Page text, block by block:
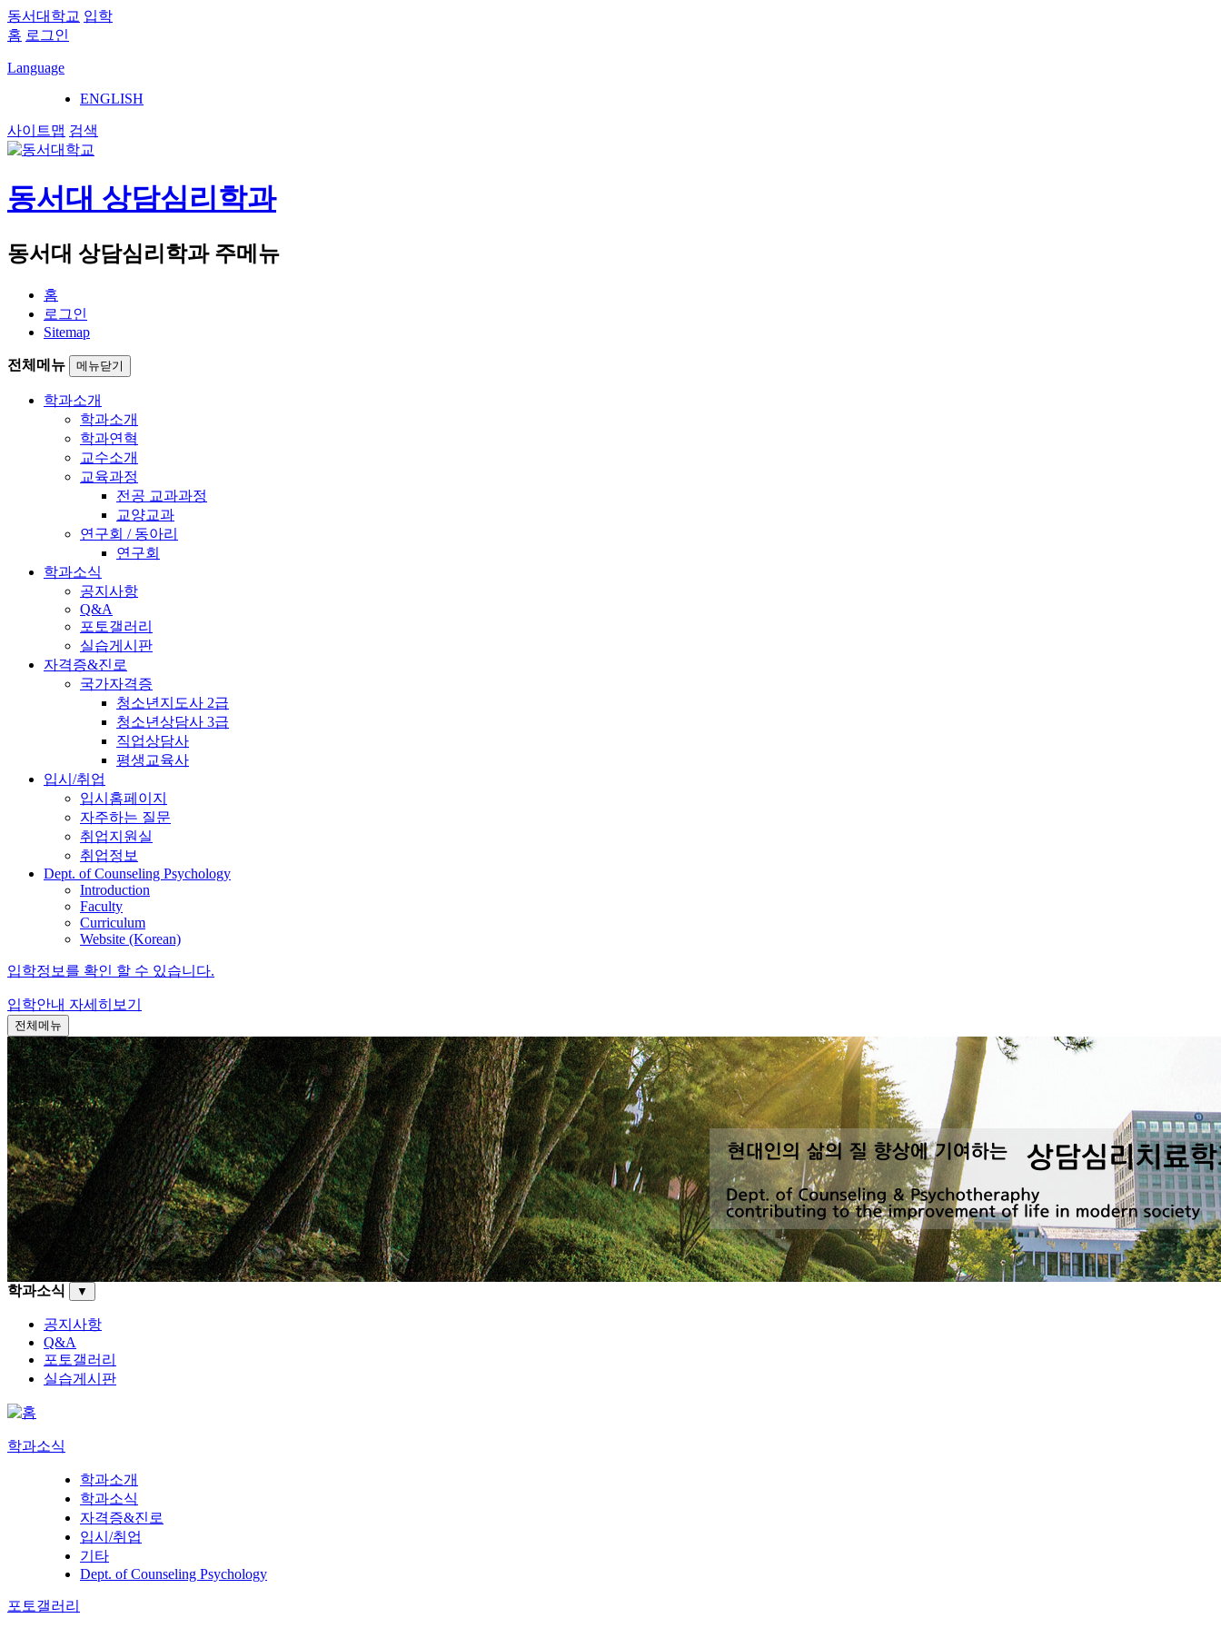
동서대학교 입학
홈 로그인
Language
ENGLISH
사이트맵 검색
동서대 상담심리학과
동서대 상담심리학과 주메뉴
홈
로그인
Sitemap
전체메뉴 메뉴닫기
학과소개
학과소개
학과연혁
교수소개
교육과정
전공 교과과정
교양교과
연구회 / 동아리
연구회
학과소식
공지사항
Q&A
포토갤러리
실습게시판
자격증&진로
국가자격증
청소년지도사 2급
청소년상담사 3급
직업상담사
평생교육사
입시/취업
입시홈페이지
자주하는 질문
취업지원실
취업정보
Dept. of Counseling Psychology
Introduction
Faculty
Curriculum
Website (Korean)
입학정보를 확인 할 수 있습니다.
입학안내 자세히보기
전체메뉴
학과소식 ▼
공지사항
Q&A
포토갤러리
실습게시판
학과소식
학과소개
학과소식
자격증&진로
입시/취업
기타
Dept. of Counseling Psychology
포토갤러리